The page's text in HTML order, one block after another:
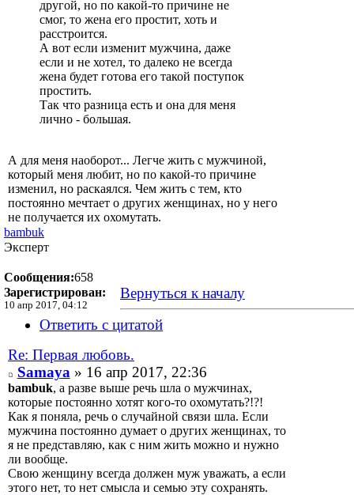
другой, но по какой-то причине не
смог, то жена его простит, хоть и
расстроится.
А вот если изменит мужчина, даже
если и не хотел, то далеко не всегда
жена будет готова его такой поступок
простить.
Так что разница есть и она для меня
лично - большая.
А для меня наоборот... Легче жить с мужчиной,
который меня любит, но по какой-то причине
изменил, но раскаялся. Чем жить с тем, кто
постоянно мечтает о других женщинах, но у него
не получается их охомутать.
bambuk
Эксперт
Сообщения:658
Зарегистрирован:
10 апр 2017, 04:12
Вернуться к началу
Ответить с цитатой
Re: Первая любовь.
Samaya » 16 апр 2017, 22:36
bambuk, а разве выше речь шла о мужчинах,
которые постоянно хотят кого-то охомутать?!?!
Как я поняла, речь о случайной связи шла. Если
мужчина постоянно думает о других женщинах, то
я не представляю, как с ним жить можно и нужно
ли вообще.
Свою женщину всегда должен муж уважать, а если
этого нет, то нет смысла и семью эту сохранять.